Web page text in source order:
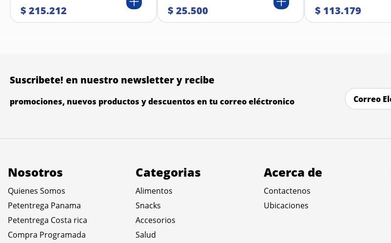
$ 215.212 $ 25.500 $ 113.179
Suscribete! en nuestro newsletter y recibe
promociones, nuevos productos y descuentos en tu correo eléctronico
Nosotros
Quienes Somos
Petentrega Panama
Petentrega Costa rica
Compra Programada
Categorias
Alimentos
Snacks
Accesorios
Salud
Acerca de
Contactenos
Ubicaciones